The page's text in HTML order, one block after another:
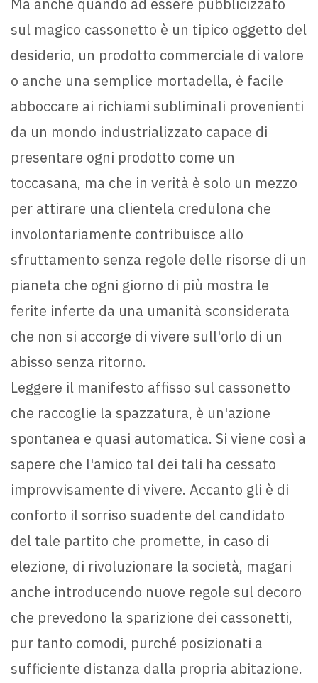
sul magico cassonetto è un tipico oggetto del
desiderio, un prodotto commerciale di valore
o anche una semplice mortadella, è facile
abboccare ai richiami subliminali provenienti
da un mondo industrializzato capace di
presentare ogni prodotto come un
toccasana, ma che in verità è solo un mezzo
per attirare una clientela credulona che
involontariamente contribuisce allo
sfruttamento senza regole delle risorse di un
pianeta che ogni giorno di più mostra le
ferite inferte da una umanità sconsiderata
che non si accorge di vivere sull'orlo di un
abisso senza ritorno.
Leggere il manifesto affisso sul cassonetto
che raccoglie la spazzatura, è un'azione
spontanea e quasi automatica. Si viene così a
sapere che l'amico tal dei tali ha cessato
improvvisamente di vivere. Accanto gli è di
conforto il sorriso suadente del candidato
del tale partito che promette, in caso di
elezione, di rivoluzionare la società, magari
anche introducendo nuove regole sul decoro
che prevedono la sparizione dei cassonetti,
pur tanto comodi, purché posizionati a
sufficiente distanza dalla propria abitazione.